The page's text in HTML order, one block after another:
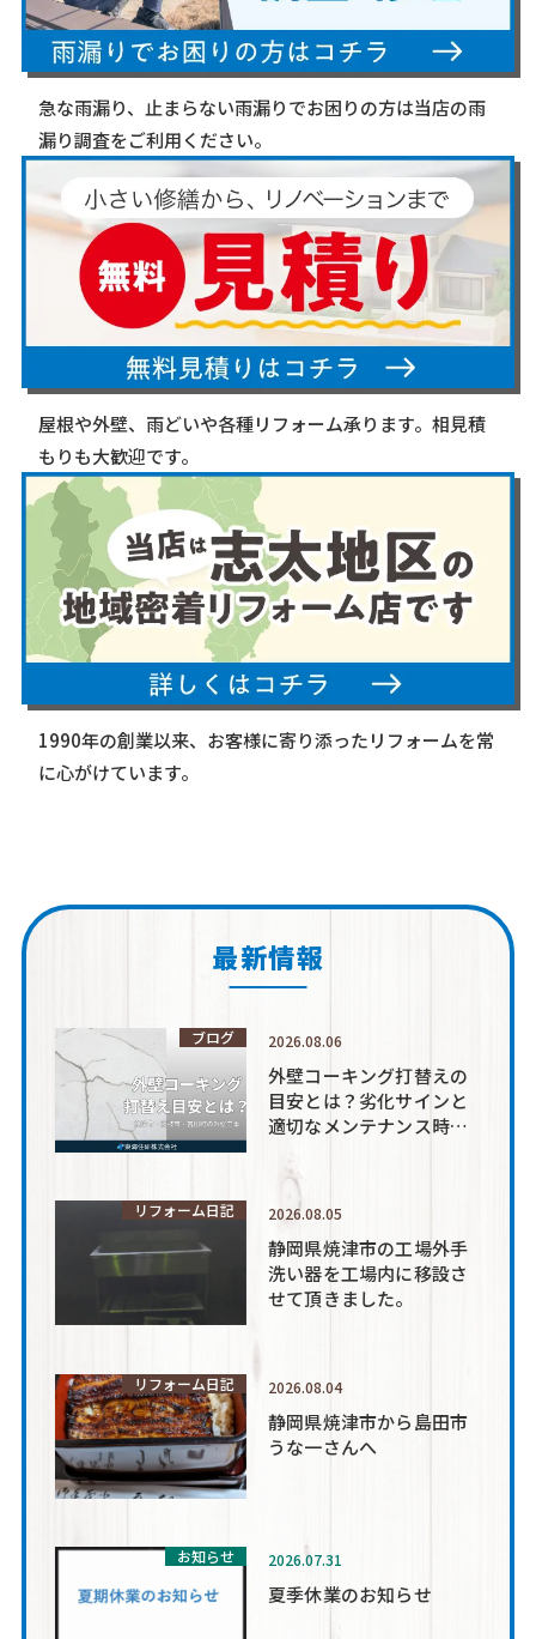
急な雨漏り、止まらない雨漏りでお困りの方は当店の雨
漏り調査をご利用ください。
屋根や外壁、雨どいや各種リフォーム承ります。相見積
もりも大歓迎です。
1990年の創業以来、お客様に寄り添ったリフォームを常
に心がけています。
最新情報
ブログ 2026.08.06
外壁コーキング打替えの
目安とは？劣化サインと
適切なメンテナンス時期
リフォーム日記 2026.08.05
静岡県焼津市の工場外手
洗い器を工場内に移設さ
せて頂きました。
リフォーム日記 2026.08.04
静岡県焼津市から島田市
うな一さんへ
お知らせ 2026.07.31
夏季休業のお知らせ